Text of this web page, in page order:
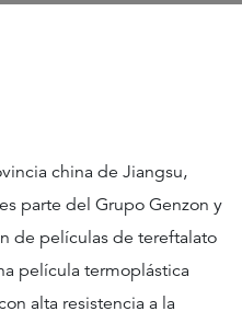
china de Jiangsu,
parte del Grupo Genzon y
de películas de tereftalato
película termoplástica
alta resistencia a la